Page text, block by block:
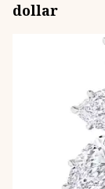
dollar